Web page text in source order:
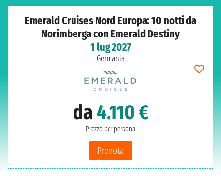
Emerald Cruises Nord Europa: 10 notti da
Norimberga con Emerald Destiny
1 lug 2027
Germania
da4.110 €
Prezzo per persona
Prenota